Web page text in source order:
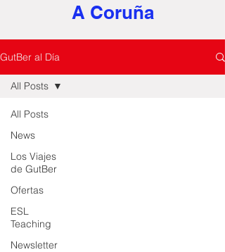
A Coruña
GutBer al Día
All Posts
News
Los Viajes
de GutBer
Ofertas
ESL
Teaching
Newsletter
All Posts